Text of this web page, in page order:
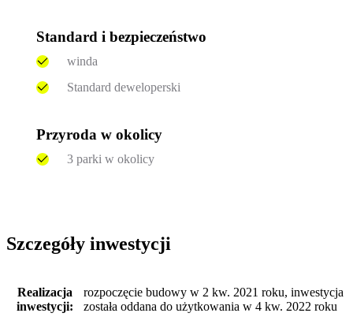
Standard i bezpieczeństwo
winda
Standard deweloperski
Przyroda w okolicy
3 parki w okolicy
Szczegóły inwestycji
Realizacja
inwestycji:
rozpoczęcie budowy w 2 kw. 2021 roku, inwestycja
została oddana do użytkowania w 4 kw. 2022 roku